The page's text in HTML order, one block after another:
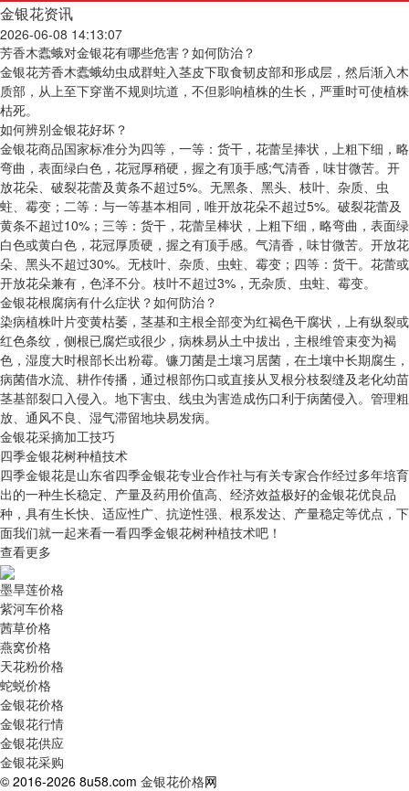
金银花资讯
2026-06-08 14:13:07
芳香木蠹蛾对金银花有哪些危害？如何防治？
金银花芳香木蠹蛾幼虫成群蛀入茎皮下取食韧皮部和形成层，然后渐入木
质部，从上至下穿凿不规则坑道，不但影响植株的生长，严重时可使植株
枯死。
如何辨别金银花好坏？
金银花商品国家标准分为四等，一等：货干，花蕾呈捧状，上粗下细，略
弯曲，表面绿白色，花冠厚稍硬，握之有顶手感;气清香，味甘微苦。开
放花朵、破裂花蕾及黄条不超过5%。无黑条、黑头、枝叶、杂质、虫
蛀、霉变；二等：与一等基本相同，唯开放花朵不超过5%。破裂花蕾及
黄条不超过10%；三等：货干，花蕾呈棒状，上粗下细，略弯曲，表面绿
白色或黄白色，花冠厚质硬，握之有顶手感。气清香，味甘微苦。开放花
朵、黑头不超过30%。无枝叶、杂质、虫蛀、霉变；四等：货干。花蕾或
开放花朵兼有，色泽不分。枝叶不超过3%，无杂质、虫蛀、霉变。
金银花根腐病有什么症状？如何防治？
染病植株叶片变黄枯萎，茎基和主根全部变为红褐色干腐状，上有纵裂或
红色条纹，侧根已腐烂或很少，病株易从土中拔出，主根维管束变为褐
色，湿度大时根部长出粉霉。镰刀菌是土壤习居菌，在土壤中长期腐生，
病菌借水流、耕作传播，通过根部伤口或直接从叉根分枝裂缝及老化幼苗
茎基部裂口入侵入。地下害虫、线虫为害造成伤口利于病菌侵入。管理粗
放、通风不良、湿气滞留地块易发病。
金银花采摘加工技巧
四季金银花树种植技术
四季金银花是山东省四季金银花专业合作社与有关专家合作经过多年培育
出的一种生长稳定、产量及药用价值高、经济效益极好的金银花优良品
种，具有生长快、适应性广、抗逆性强、根系发达、产量稳定等优点，下
面我们就一起来看一看四季金银花树种植技术吧！
查看更多
墨旱莲价格
紫河车价格
茜草价格
燕窝价格
天花粉价格
蛇蜕价格
金银花价格
金银花行情
金银花供应
金银花采购
© 2016-2026 8u58.com 金银花价格网